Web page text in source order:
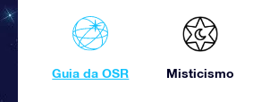
Guia da OSR Misticismo